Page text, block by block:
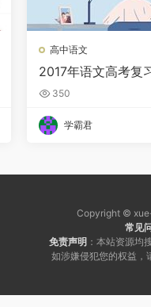
高中语文
2017年语文高考复
目录）
350
学霸君
Copyright ©
常见
免责声明 ：本站资源均
如涉嫌侵犯您的权益，